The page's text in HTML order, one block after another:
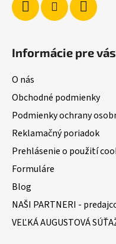
Informácie pre vás
O nás
Obchodné podmienky
Podmienky ochrany
Reklamačný poriadok
Prehlásenie o použití
Formuláre
Blog
NAŠI PARTNERI -
VEĽKÁ AUGUSTOVÁ